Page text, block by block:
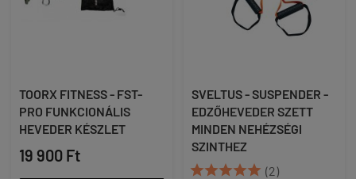
TOORX FITNESS - FST-
PRO FUNKCIONÁLIS
HEVEDER KÉSZLET
19 900 Ft
SVELTUS - SUSPENDER -
EDZŐHEVEDER SZETT
MINDEN NEHÉZSÉGI
SZINTHEZ
 (2)